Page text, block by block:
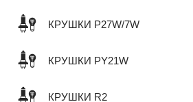
КРУШКИ P27W/7W
КРУШКИ PY21W
КРУШКИ R2